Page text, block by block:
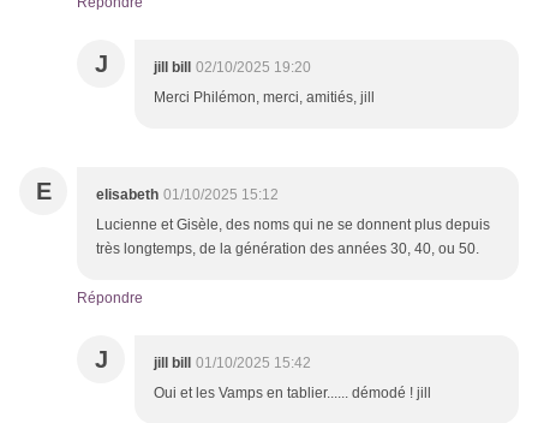
J jill bill
02/10/2025 19:20
Merci Philémon, merci, amitiés, jill
E elisabeth 01/10/2025 15:12
Lucienne et Gisèle, des noms qui ne se donnent plus depuis
très longtemps, de la génération des années 30, 40, ou 50.
Répondre
J jill bill
01/10/2025 15:42
Oui et les Vamps en tablier...... démodé ! jill